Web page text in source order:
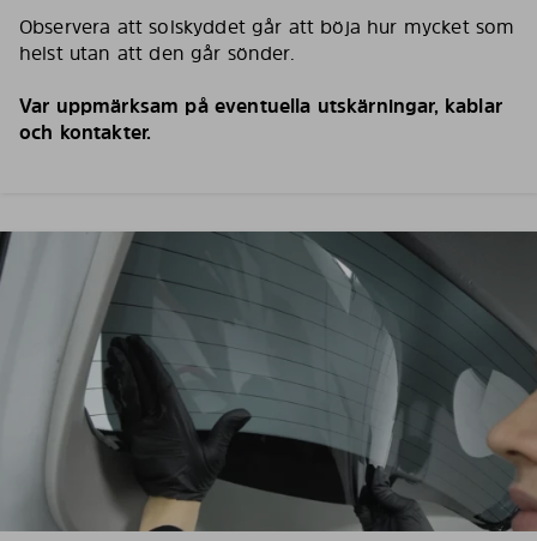
Observera att solskyddet går att böja hur mycket som
helst utan att den går sönder.
Var uppmärksam på eventuella utskärningar, kablar
och kontakter.